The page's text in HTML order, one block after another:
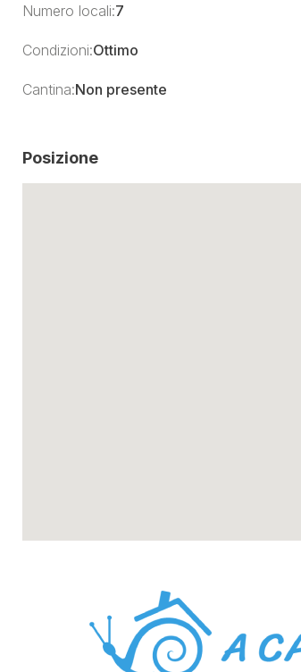
Numero locali:7
Condizioni:Ottimo
Cantina:Non presente
Posizione